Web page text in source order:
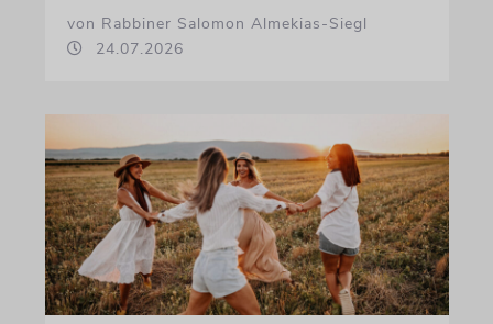
von Rabbiner Salomon Almekias-Siegl
24.07.2026